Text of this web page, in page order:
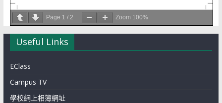
Page 1 / 2 Zoom 100%
Useful Links
EClass
Campus TV
學校網上相簿網址